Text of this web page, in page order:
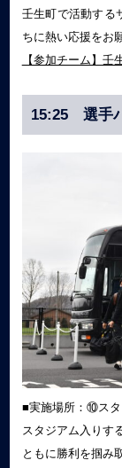
壬生町で活動する
ちに熱い応援をお
【参加チーム】
15:25 選手
■実施場所：⑩スタ
スタジアム入りす
ともに勝利を掴み